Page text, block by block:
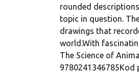
rounded
topic in question.
drawings that
world.With
The Science of
9780241346785Kod